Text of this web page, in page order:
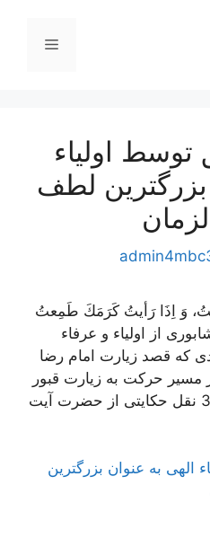
فهرست
اولیاء
بزرگترین لطف
وَ اِذَا رَأيتُ كَرَمَكَ طَمِعتُ
از اولیاء و عرفاء
می باشد. 2 فردی که قصد زیارت امام رضا
مسیر حرکت به زیارت قبور
اولیاء الهی و بزرگان برود. 3 نقل حکایتی از حضرت آیت
الهی به عنوان بزرگترین